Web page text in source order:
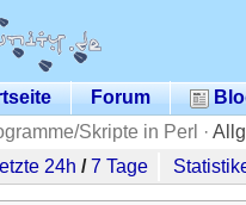
Forum
Skripte in Perl ·
24h /7 Tage